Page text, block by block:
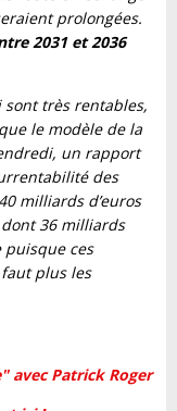
prolongées.
2031 et 2036
très rentables,
le modèle de la
un rapport
des
milliards d’euros
36 milliards
puisque ces
plus les
avec Patrick Roger